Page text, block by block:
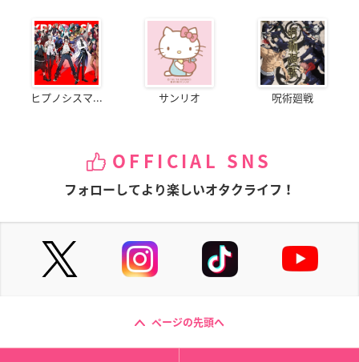
ヒプノシスマ... サンリオ 呪術廻戦
OFFICIAL SNS
フォローしてより楽しいオタクライフ！
ページの先頭へ